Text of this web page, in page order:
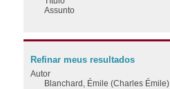
Assunto
Refinar meus resultados
Autor
Blanchard, Émile (Charles Émile),